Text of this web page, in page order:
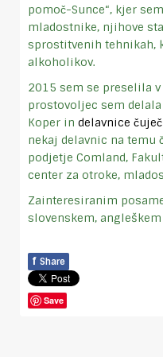
pomoč-Sunce“, kjer
mladostnike, njihove
sprostitvenih tehnikah,
alkoholikov.
2015 sem se preselila
prostovoljec sem
Koper in delavnice
nekaj delavnic na
podjetje Comland,
center za otroke,
Zainteresiranim
slovenskem,
f Share
Save